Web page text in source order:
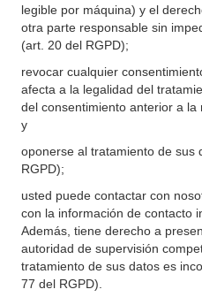
legible por máquina) y el
otra parte responsable sin
(art. 20 del RGPD);
revocar cualquier
afecta a la legalidad del
del consentimiento anterior a
y
oponerse al tratamiento de sus
RGPD);
usted puede contactar con
con la información de contacto
Además, tiene derecho a
autoridad de supervisión
tratamiento de sus datos es
77 del RGPD).